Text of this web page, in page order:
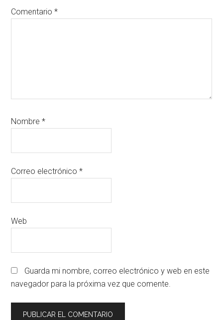
Comentario*
Nombre*
Correo electrónico*
Web
Guarda mi nombre, correo electrónico y web en este
navegador para la próxima vez que comente.